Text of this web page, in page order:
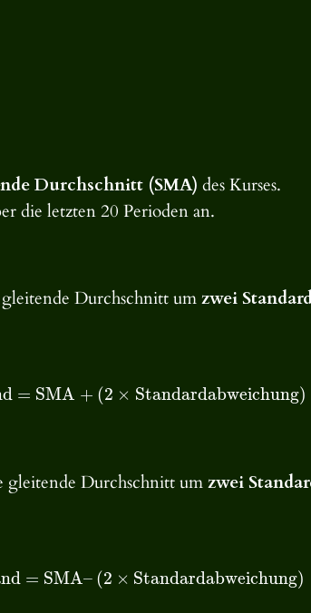
Durchschnitt (SMA) des Kurses.
die letzten 20 Perioden an.
Durchschnitt umzwei
= SMA + (2 × Standardabweichung)
gleitende Durchschnitt umzwei
= SMA– (2 × Standardabweichung)